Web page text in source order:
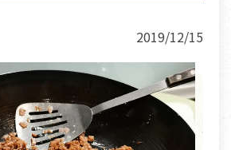
2019/12/15